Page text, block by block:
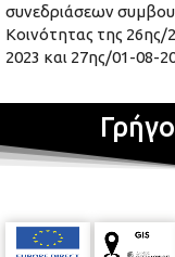
συνεδριάσεων
Κοινότητας της 26ης/
2023 και 27ης/01-08-